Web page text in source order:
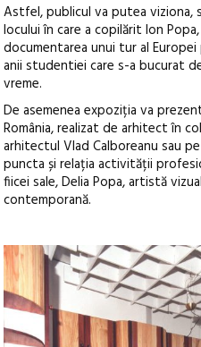
Astfel, publicul va putea viziona,
locului în care a copilărit Ion
documentarea unui tur al
anii studentiei care s-a bucurat
vreme.
De asemenea expoziția va
România, realizat de arhitect în
arhitectul Vlad Calboreanu sau
puncta și relația activității
fiicei sale, Delia Popa, artistă
contemporană.